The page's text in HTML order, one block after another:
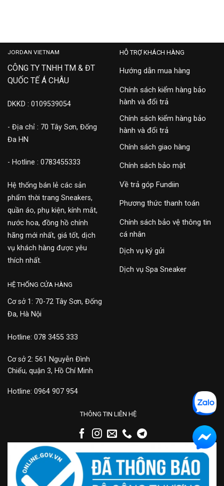
JORDAN VIETNAM
CÔNG TY TNHH TM & ĐT
QUỐC TẾ Á CHÂU
DKKD : 0109539054
- Địa chỉ : 70 Tây Sơn, Đống
Đa HN
- Hotline : 0783455333
Hệ thống bán lẻ các sản
phẩm thời trang Sneakers,
quần áo, phụ kiện, kính mắt,
nước hoa, đồng hồ chính
hãng mới nhất, giá tốt, dịch
vụ khách hàng được yêu
thích nhất.
HỖ TRỢ KHÁCH HÀNG
Hướng dẫn mua hàng
Chính sách kiểm hàng bảo
hành và đổi trả
Chính sách kiểm hàng bảo
hành và đổi trả
Chính sách giao hàng
Chính sách bảo mật
Về trả góp Fundiin
Phương thức thanh toán
Chính sách bảo vệ thông tin
cá nhân
Dịch vụ ký gửi
Dịch vụ Spa Sneaker
HỆ THỐNG CỬA HÀNG
Cơ sở 1: 70-72 Tây Sơn, Đống
Đa, Hà Nội
Hotline: 078 3455 333
Cơ sở 2: 561 Nguyễn Đình
Chiểu, quận 3, Hồ Chí Minh
Hotline: 0964 907 954
THÔNG TIN LIÊN HỆ